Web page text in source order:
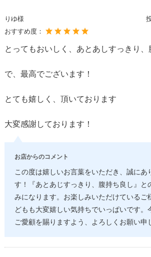
りゆ様
おすすめ度：
とってもおいしく、あとあしすっきり、
で、最高でございます！
とても嬉しく、頂いております
大変感謝しております！
お店からのコメント
この度は嬉しいお言葉をいただき、誠にあ
す！『あとあじすっきり、腹持ち良し』と
みになります。お楽しみいただけているご
どもも大変嬉しい気持ちでいっぱいです。
ご愛顧を賜りますよう、よろしくお願い申